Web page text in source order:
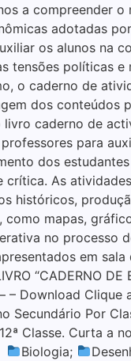
a compreender
adotadas
os alunos na
tensões políticas
o caderno de
dos conteúdos
caderno de
para
dos
As
históricos,
mapas,
no
em
“CADERNO
– Download Clique
Secundário Por
12ª Classe. Curta a
Biologia;